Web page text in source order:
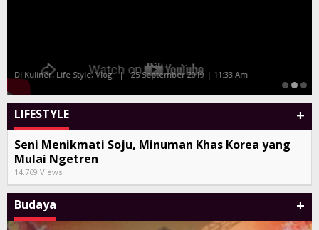
Chef Farah Quinn dan Marinka
Di Kuliner, Life Style, Vlog | 25 September 2019 | 11:33 Am
LIFESTYLE +
Seni Menikmati Soju, Minuman Khas Korea yang
Mulai Ngetren
14.769 Views
Budaya +